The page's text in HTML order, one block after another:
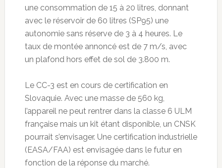
une consommation de 15 à 20 litres, donnant
avec le réservoir de 60 litres (SP95) une
autonomie sans réserve de 3 à 4 heures. Le
taux de montée annoncé est de 7 m/s, avec
un plafond hors effet de sol de 3.800 m.
Le CC-3 est en cours de certification en
Slovaquie. Avec une masse de 560 kg,
l’appareil ne peut rentrer dans la classe 6 ULM
française mais un kit étant disponible, un CNSK
pourrait s’envisager. Une certification industrielle
(EASA/FAA) est envisagée dans le futur en
fonction de la réponse du marché.